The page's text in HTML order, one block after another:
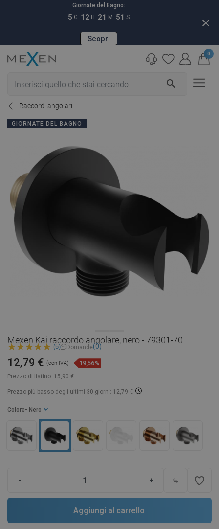
Giornate del Bagno:
5 G 12 H 21 M 50 S
Scopri
close
search
0
Raccordi angolari
GIORNATE DEL BAGNO
Mexen Kai raccordo angolare, nero - 79301-70
(5) Domande(0)
Prezzo di listino: 15,90 €
12,79 € (con IVA) 19,56%
Prezzo più basso degli ultimi 30 giorni: 12,79 €
Colore - Nero
- + favorite_border
Aggiungi al carrello